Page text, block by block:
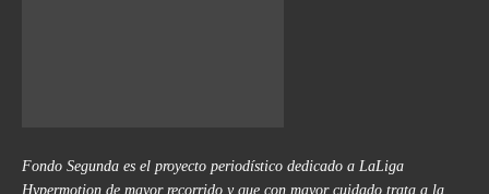
Fondo Segunda es el proyecto periodístico dedicado a LaLiga
Hypermotion de mayor recorrido y que con mayor cuidado trata a la